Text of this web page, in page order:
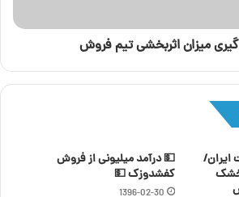
میزان اثربخشی تیم فروش
ایران/
خشک
💵 درآمد میلیونی از فروش
کفشدوزک 💵
1396-02-30